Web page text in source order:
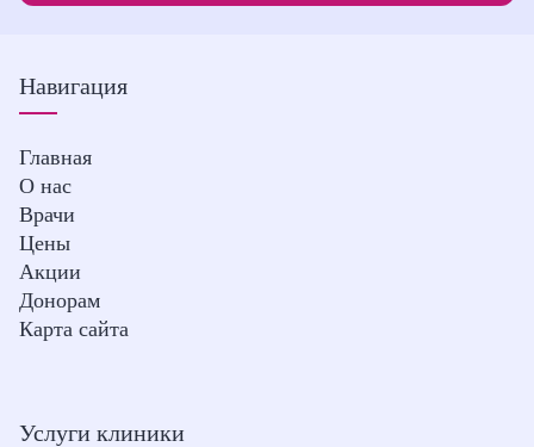
Навигация
Главная
О нас
Врачи
Цены
Акции
Донорам
Карта сайта
Услуги клиники